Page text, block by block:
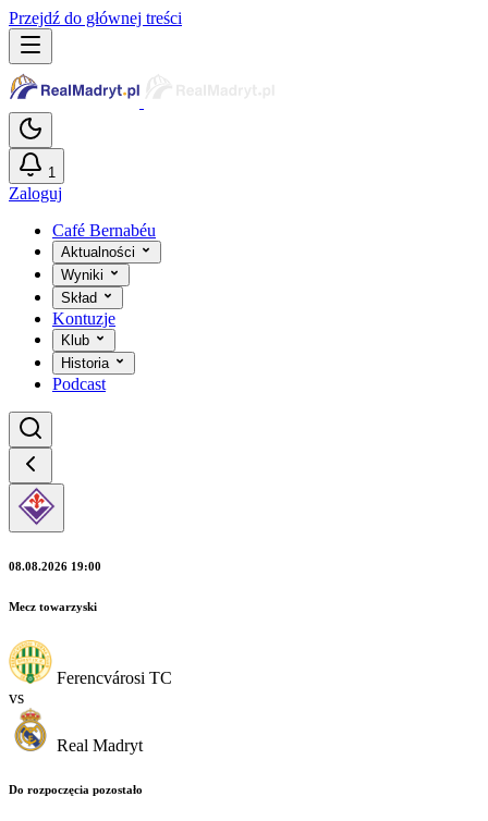
Przejdź do głównej treści
1
Zaloguj
Café Bernabéu
Aktualności
Wyniki
Skład
Kontuzje
Klub
Historia
Podcast
08.08.2026 19:00
Mecz towarzyski
Ferencvárosi TC
vs
Real Madryt
Do rozpoczęcia pozostało